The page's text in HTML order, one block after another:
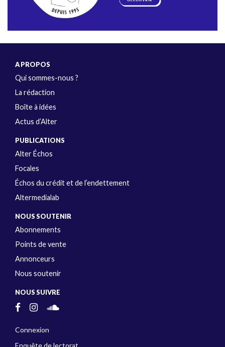
A PROPOS
Qui sommes-nous ?
La rédaction
Boîte à idées
Actus d’Alter
PUBLICATIONS
Alter Échos
Focales
Échos du crédit et de l’endettement
Altermedialab
NOUS SOUTENIR
Abonnements
Points de vente
Annonceurs
Nous soutenir
NOUS SUIVRE
Connexion